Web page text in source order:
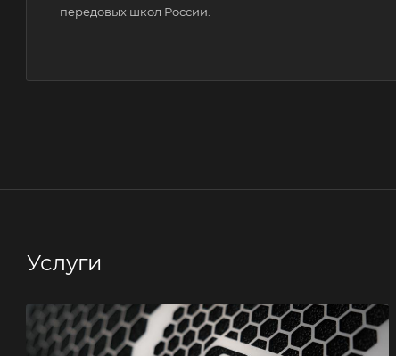
передовых школ России.
Услуги